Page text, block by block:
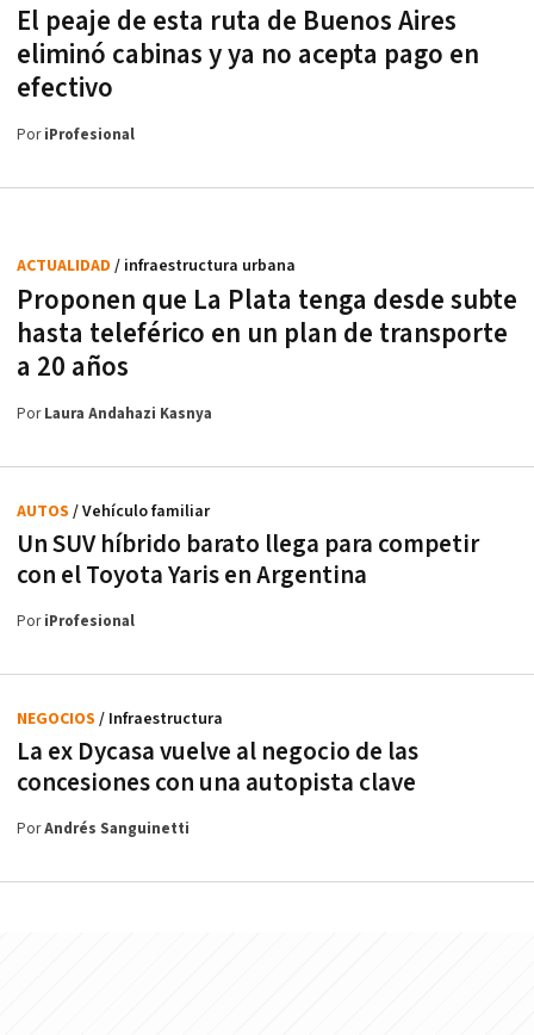
El peaje de esta ruta de Buenos Aires
eliminó cabinas y ya no acepta pago en
efectivo
PoriProfesional
Proponen que La Plata tenga desde subte
hasta teleférico en un plan de transporte
a 20 años
ACTUALIDAD / infraestructura urbana
PorLaura Andahazi Kasnya
Un SUV híbrido barato llega para competir
con el Toyota Yaris en Argentina
AUTOS / Vehículo familiar
PoriProfesional
La ex Dycasa vuelve al negocio de las
concesiones con una autopista clave
NEGOCIOS / Infraestructura
PorAndrés Sanguinetti